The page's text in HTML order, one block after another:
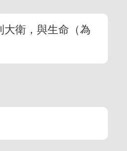
大衛，與生命（為